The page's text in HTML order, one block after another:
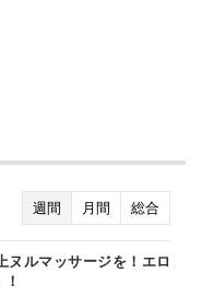
週間 月間 総合
ヌルマッサージを！エロ